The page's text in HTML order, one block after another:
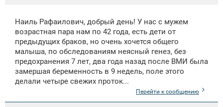
Наиль Рафаилович, добрый день! У нас с мужем
возрастная пара нам по 42 года, есть дети от
предыдущих браков, но очень хочется общего
малыша, по обследованиям неясный генез, без
предохранения 7 лет, два года назад после ВМИ была
замершая беременность в 9 недель, поле этого
делали четыре свежих проток...
Перейти к сообщению